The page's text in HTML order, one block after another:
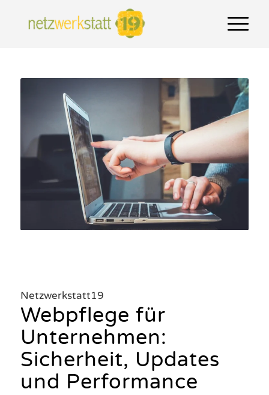
Netzwerkstatt19
Webpflege für
Unternehmen:
Sicherheit, Updates
und Performance